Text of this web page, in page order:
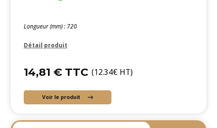
Longueur (mm) : 720
Détail produit
14,81 € TTC (12.34€ HT)
Voir le produit